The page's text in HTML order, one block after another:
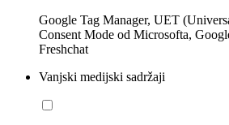
Google Tag Manager, UET
Consent Mode od Microsofta,
Freshchat
Vanjski medijski sadržaji